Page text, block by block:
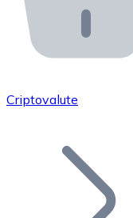
API Bitnovo
Integra la
Unisciti alla
Aggiungi il
Criptovalute